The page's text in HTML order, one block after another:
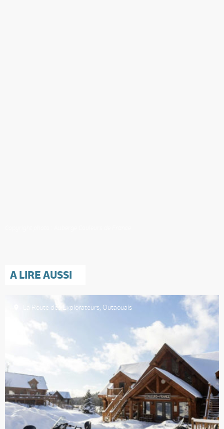
A LIRE AUSSI
La Route des Explorateurs, Outaouais